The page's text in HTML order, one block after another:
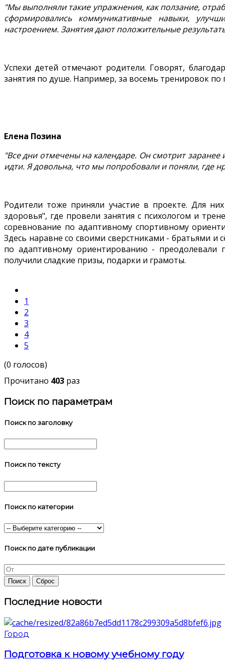
"Мы выполняли такие упражнения, как ползание,
сформировались коммуникативные навыки,
настроением. Занятия дают положительные
Успехи детей отмечают родители. Говорят,
занятия по душе. Например, за восемь тренировок
Елена Позина
"Все дни отмечены на календаре. Он смотрит
идти. Я довольна, что мы попробовали и поняли, где
Родители тоже приняли участие в проекте. Для
здоровья", где провели занятия с психологом и
соревнование по адаптивному спортивному
Здесь наравне со своими сверстниками - братьями и
по адаптивному ориентированию -
получили сладкие призы, подарки и грамоты.
1
2
3
4
5
(0 голосов)
Прочитано 403 раз
Поиск по параметрам
Поиск по заголовку
Поиск по тексту
Поиск по категории
Поиск по дате публикации
Последние новости
Город
Подготовка к новому учебному году